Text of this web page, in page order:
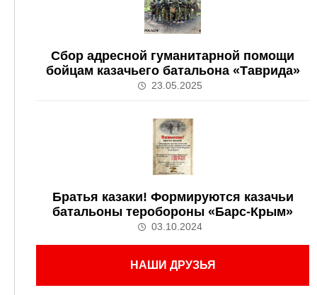
Сбор адресной гуманитарной помощи
бойцам казачьего батальона «Таврида»
23.05.2025
Братья казаки! Формируются казачьи
батальоны теробороны «Барс-Крым»
03.10.2024
НАШИ ДРУЗЬЯ